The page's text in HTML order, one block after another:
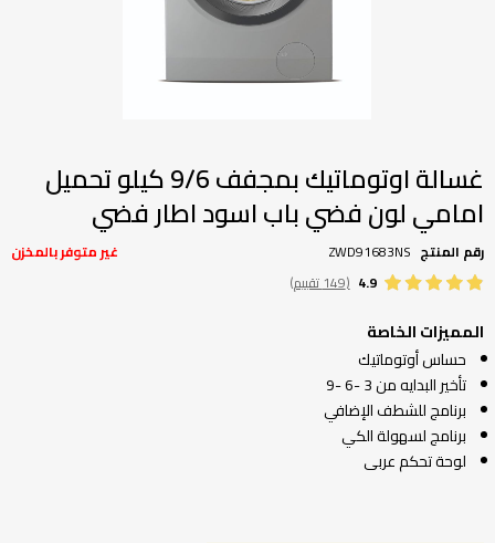
بداية
معرض
الصور
غسالة اوتوماتيك بمجفف 9/6 كيلو تحميل
امامي لون فضي باب اسود اطار فضي
غير متوفر بالمخزن رقم المنتج ZWD91683NS
4.9 (149 تقييم)
المميزات الخاصة
حساس أوتوماتيك
تأخير البدايه من 3 -6 -9
برنامج للشطف الإضافي
برنامج لسهولة الكي
لوحة تحكم عربى